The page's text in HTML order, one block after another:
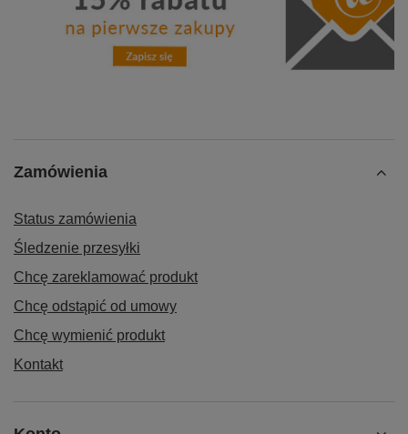
Zamówienia
Status zamówienia
Śledzenie przesyłki
Chcę zareklamować produkt
Chcę odstąpić od umowy
Chcę wymienić produkt
Kontakt